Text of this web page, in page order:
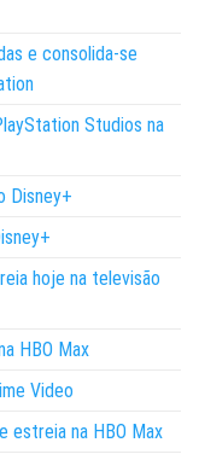
e consolida-se
Studios na
Disney+
hoje na televisão
HBO Max
Video
estreia na HBO Max